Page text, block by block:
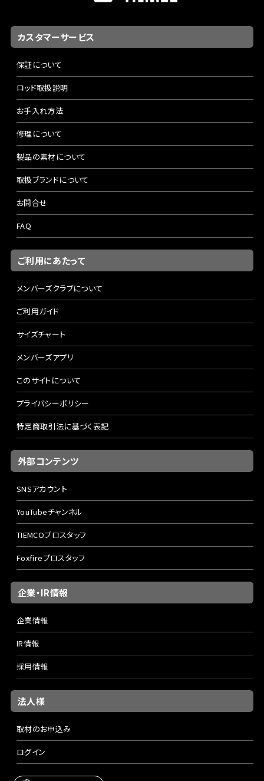
カスタマーサービス
保証について
ロッド取扱説明
お手入れ方法
修理について
製品の素材について
取扱ブランドについて
お問合せ
FAQ
ご利用にあたって
メンバーズクラブについて
ご利用ガイド
サイズチャート
メンバーズアプリ
このサイトについて
プライバシーポリシー
特定商取引法に基づく表記
外部コンテンツ
SNSアカウント
YouTubeチャンネル
TIEMCOプロスタッフ
Foxfireプロスタッフ
企業・IR情報
企業情報
IR情報
採用情報
法人様
取材のお申込み
ログイン